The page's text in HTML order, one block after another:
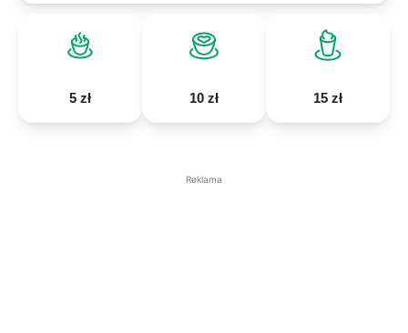
5 zł 10 zł 15 zł
Reklama